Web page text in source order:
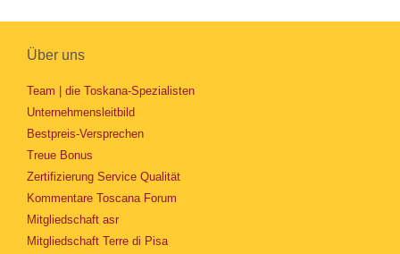
Über uns
Team | die Toskana-Spezialisten
Unternehmensleitbild
Bestpreis-Versprechen
Treue Bonus
Zertifizierung Service Qualität
Kommentare Toscana Forum
Mitgliedschaft asr
Mitgliedschaft Terre di Pisa